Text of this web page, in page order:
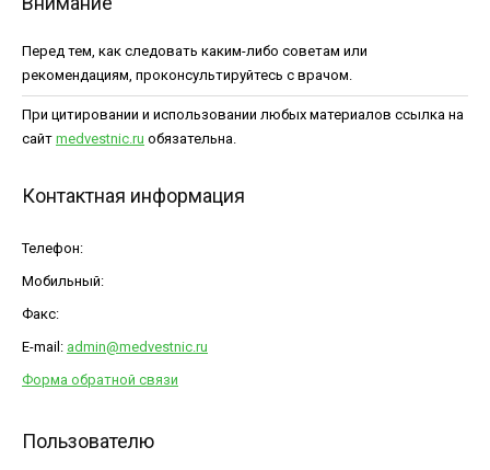
Перед тем, как следовать каким-либо советам или
рекомендациям, проконсультируйтесь с врачом.
При цитировании и использовании любых материалов ссылка на
сайт medvestnic.ru обязательна.
Контактная информация
Телефон:
Мобильный:
Факс:
E-mail: admin@medvestnic.ru
Форма обратной связи
Пользователю